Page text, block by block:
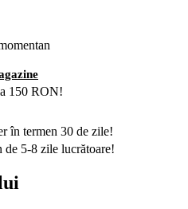
150 RON!
în termen 30 de zile!
de 5-8 zile lucrătoare!